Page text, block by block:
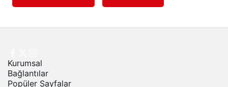
Kurumsal
Bağlantılar
Popüler Sayfalar